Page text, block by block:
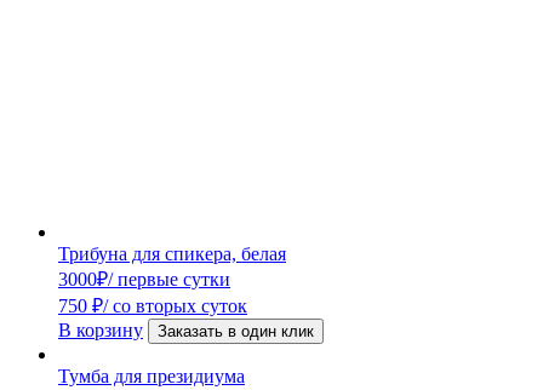
Трибуна для спикера, белая
3000₽/ первые сутки
750 ₽/ со вторых суток
В корзину
Заказать в один клик
Тумба для президиума